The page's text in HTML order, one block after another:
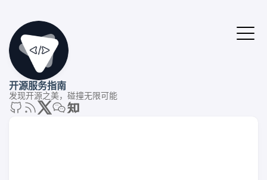
开源服务指南
发现开源之美，碰撞无限可能